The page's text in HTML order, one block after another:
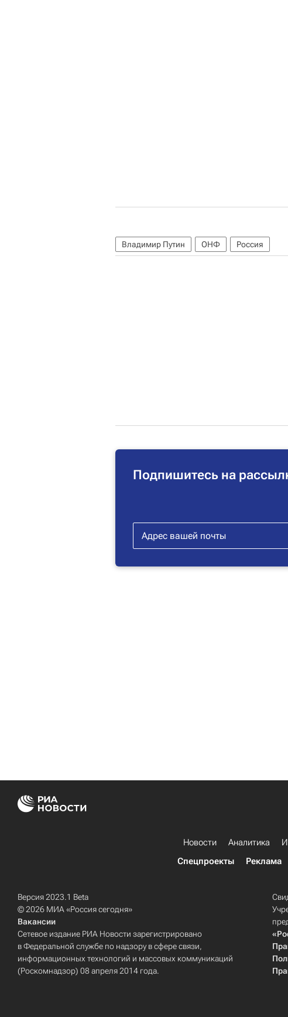
Владимир Путин ОНФ Россия
Подпишитесь на
Новости Аналитика
Спецпроекты
Реклама
Версия 2023.1 Beta
© 2026 МИА «Россия сегодня»
Вакансии
Сетевое издание РИА Новости зарегистрировано
в Федеральной службе по надзору в сфере связи,
информационных технологий и массовых коммуникаций
(Роскомнадзор) 08 апреля 2014 года.